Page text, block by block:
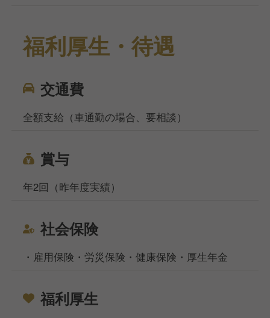
福利厚生・待遇
交通費
全額支給（車通勤の場合、要相談）
賞与
年2回（昨年度実績）
社会保険
・雇用保険・労災保険・健康保険・厚生年金
福利厚生